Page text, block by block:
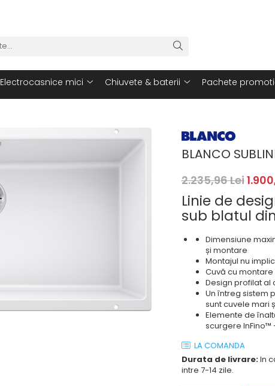
Electrocasnice mici Chiuvete & baterii Pachete
BLANCO
2.235,96 Lei
Linie de
sub blatul
Dimensiune
și montare
Montajul nu
Cuvă cu
Design profilat al
Un întreg sistem
sunt cuvele mari
Elemente de
scurgere
LA COMANDA
Durata de livrare:In
intre 7-14 zile.